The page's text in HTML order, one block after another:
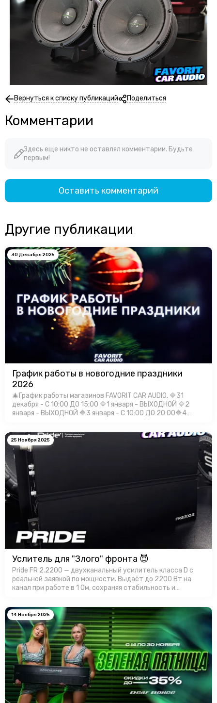
Вернуться к списку публикаций Поделиться
Комментарии
Здесь еще никто не оставлял комментарии. Будьте
первым!
Оставить комментарий
Другие публикации
30 Декабря 2025
График работы в новогодние праздники
2026
🎄График работы магазинов FAVORIT CAR AUDIO. 🔷31
декабря - С 10:00 ДО 15:00 🔷1 января - ВЫХОДНОЙ 🔷2
января - ВЫХОДНОЙ 🔷3 января - С 10:00 ДО 20:00🔷4
января - С 10:00 Д…
25 Ноября 2025
Услитель для "Злого" фронта 😈
Pride FR 2.2200 — двухканальный усилитель класса D с
реальной заявкой по мощности. Выдаёт до 2200 Вт на
канал при работе в 1 Ом, сохраняя стабильность и
теплоотвод, а продуманная …
14 Ноября 2025